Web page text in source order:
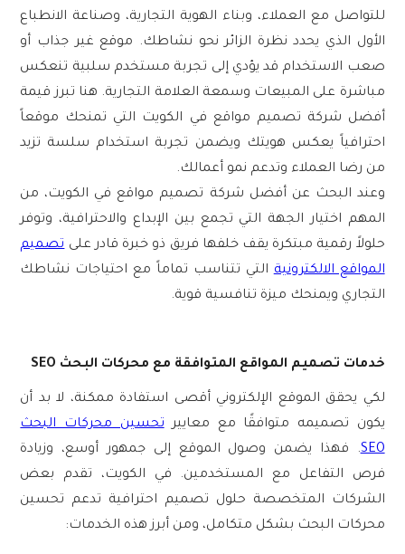
للتواصل مع العملاء، وبناء الهوية التجارية، وصناعة الانطباع
الأول الذي يحدد نظرة الزائر نحو نشاطك. موقع غير جذاب أو
صعب الاستخدام قد يؤدي إلى تجربة مستخدم سلبية تنعكس
مباشرة على المبيعات وسمعة العلامة التجارية. هنا تبرز قيمة
أفضل شركة تصميم مواقع في الكويت التي تمنحك موقعاً
احترافياً يعكس هويتك ويضمن تجربة استخدام سلسة تزيد
من رضا العملاء وتدعم نمو أعمالك.
وعند البحث عن أفضل شركة تصميم مواقع في الكويت، من
المهم اختيار الجهة التي تجمع بين الإبداع والاحترافية، وتوفر
حلولاً رقمية مبتكرة يقف خلفها فريق ذو خبرة قادر علىتصميم
المواقع الالكترونيةالتي تتناسب تماماً مع احتياجات نشاطك
التجاري ويمنحك ميزة تنافسية قوية.
خدمات تصميم المواقع المتوافقة مع محركات البحث SEO
لكي يحقق الموقع الإلكتروني أقصى استفادة ممكنة، لا بد أن
يكون تصميمه متوافقًا مع معاييرتحسين محركات البحث
SEO. فهذا يضمن وصول الموقع إلى جمهور أوسع، وزيادة
فرص التفاعل مع المستخدمين. في الكويت، تقدم بعض
الشركات المتخصصة حلول تصميم احترافية تدعم تحسين
محركات البحث بشكل متكامل، ومن أبرز هذه الخدمات: